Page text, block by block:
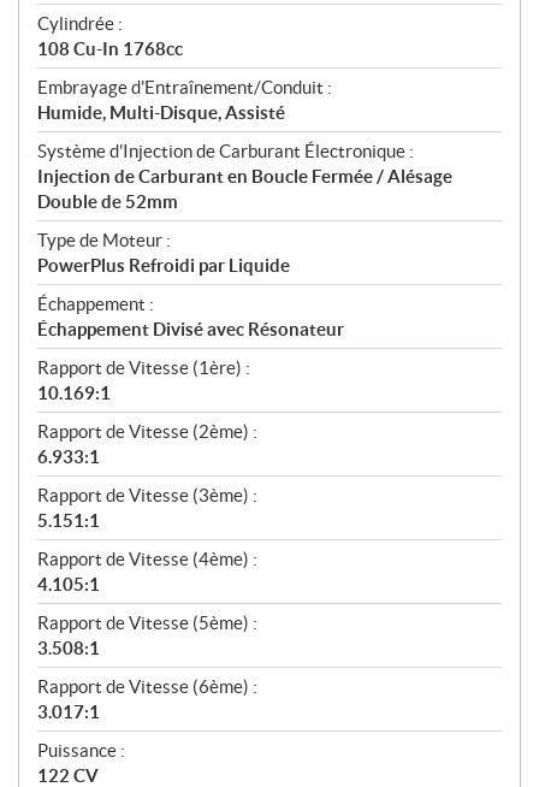
Cylindrée :
108 Cu-In 1768cc
Embrayage d'Entraînement/Conduit :
Humide, Multi-Disque, Assisté
Système d'Injection de Carburant Électronique :
Injection de Carburant en Boucle Fermée / Alésage
Double de 52mm
Type de Moteur :
PowerPlus Refroidi par Liquide
Échappement :
Échappement Divisé avec Résonateur
Rapport de Vitesse (1ère) :
10.169:1
Rapport de Vitesse (2ème) :
6.933:1
Rapport de Vitesse (3ème) :
5.151:1
Rapport de Vitesse (4ème) :
4.105:1
Rapport de Vitesse (5ème) :
3.508:1
Rapport de Vitesse (6ème) :
3.017:1
Puissance :
122 CV